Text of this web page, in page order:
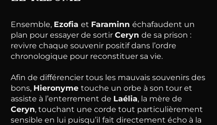
Ensemble, Ezofia et Faraminn échafaudent un
plan pour essayer de sortir Ceryn de sa prison :
revivre chaque souvenir positif dans l’ordre
chronologique pour reconstituer sa vie.
Afin de différencier tous les mauvais souvenirs des
bons, Hieronyme touche un orbe à son tour et
assiste à l’enterrement de Laélia, la mère de
Ceryn, touchant une corde tout particulièrement
sensible en lui puisqu’il fait directement écho à la